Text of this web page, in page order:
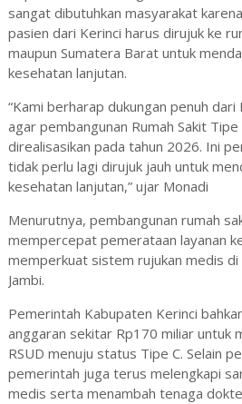
sangat dibutuhkan masyarakat
pasien dari Kerinci harus dirujuk ke
maupun Sumatera Barat untuk
kesehatan lanjutan.
“Kami berharap dukungan penuh
agar pembangunan Rumah Sakit
direalisasikan pada tahun 2026. Ini
tidak perlu lagi dirujuk jauh untuk
kesehatan lanjutan,” ujar Monadi
Menurutnya, pembangunan rumah
mempercepat pemerataan layanan
memperkuat sistem rujukan medis
Jambi.
Pemerintah Kabupaten Kerinci
anggaran sekitar Rp170 miliar untuk
RSUD menuju status Tipe C. Selain
pemerintah juga terus melengkapi
medis serta menambah tenaga